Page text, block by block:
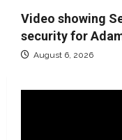
Video showing
security for
August 6, 2026